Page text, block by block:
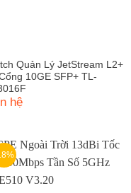
Quản Lý JetStream L2+
10GE SFP+ TL-
hệ